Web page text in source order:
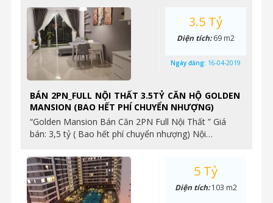
BÁN 2PN_FULL NỘI THẤT 3.5TỶ CĂN HỘ GOLDEN
MANSION (BAO HẾT PHÍ CHUYỂN NHƯỢNG)
“Golden Mansion Bán Căn 2PN Full Nội Thất ” Giá
bán: 3,5 tỷ ( Bao hết phí chuyển nhượng) Nội…
3.5 Tỷ
Diện tích:69 m2
Ngày đăng: 16-04-2019
5 Tỷ
Diện tích:103 m2